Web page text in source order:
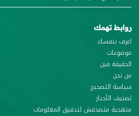
روابط تهمك
اعرف بنفسك
موضوعات
الحقيقة فين
من نحن
سياسة التصحيح
تصنيف الأخبار
منهجية متصدقش لتدقيق المعلومات